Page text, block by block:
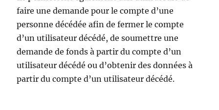
faire une demande pour le compte d’une
personne décédée afin de fermer le compte
d’un utilisateur décédé, de soumettre une
demande de fonds à partir du compte d’un
utilisateur décédé ou d’obtenir des données à
partir du compte d’un utilisateur décédé.